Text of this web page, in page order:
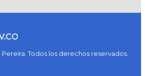
Todos los derechos reservados.